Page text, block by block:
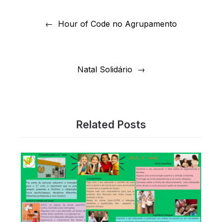
Hour of Code no Agrupamento
Natal Solidário
Related Posts